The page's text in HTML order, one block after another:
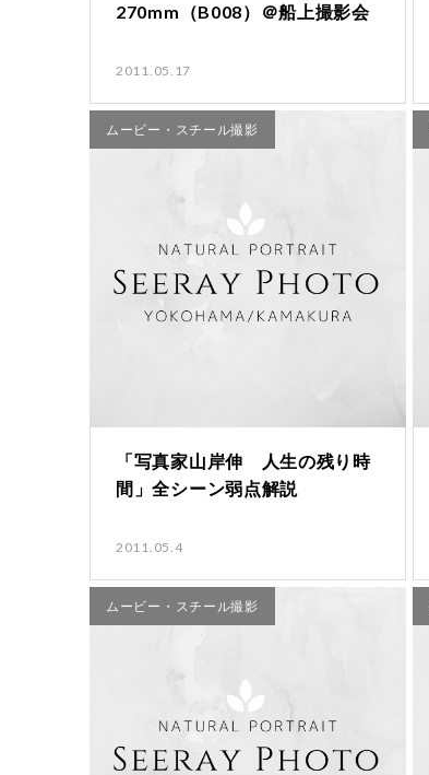
270mm（B008）＠船上撮影会
2011.05.17
ムービー・スチール撮影
「写真家山岸伸 人生の残り時
間」全シーン弱点解説
2011.05.4
ムービー・スチール撮影